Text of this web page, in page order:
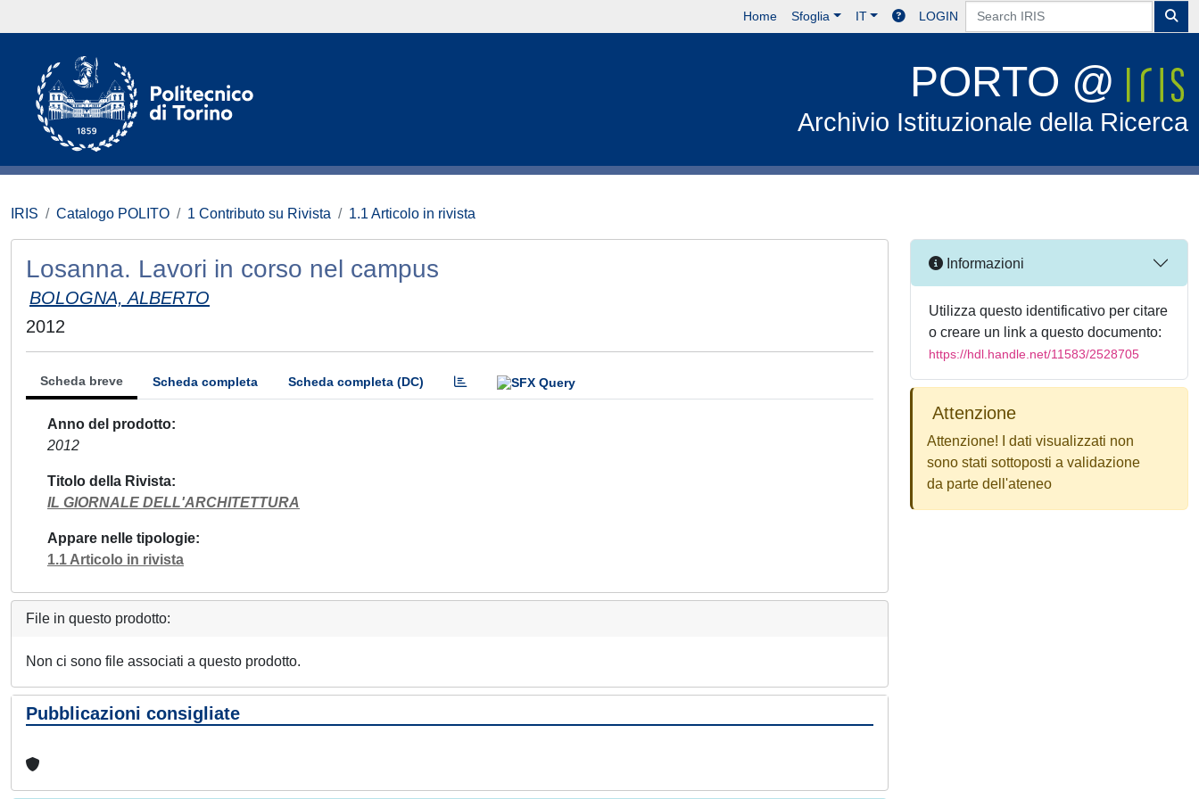
Home Sfoglia IT LOGIN
PORTO @
Archivio Istituzionale della Ricerca
IRIS Catalogo POLITO 1 Contributo su Rivista 1.1 Articolo in rivista
Losanna. Lavori in corso nel campus
BOLOGNA, ALBERTO
2012
Scheda breve Scheda completa Scheda completa (DC)
Anno del prodotto
2012
Titolo della Rivista
IL GIORNALE DELL'ARCHITETTURA
Appare nelle tipologie
1.1 Articolo in rivista
File in questo prodotto:
Non ci sono file associati a questo prodotto.
Pubblicazioni consigliate
Informazioni
Utilizza questo identificativo per citare
o creare un link a questo documento:
https://hdl.handle.net/11583/2528705
Attenzione
Attenzione! I dati visualizzati non
sono stati sottoposti a validazione
da parte dell'ateneo